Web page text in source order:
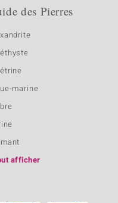
des Pierres
marine
afficher